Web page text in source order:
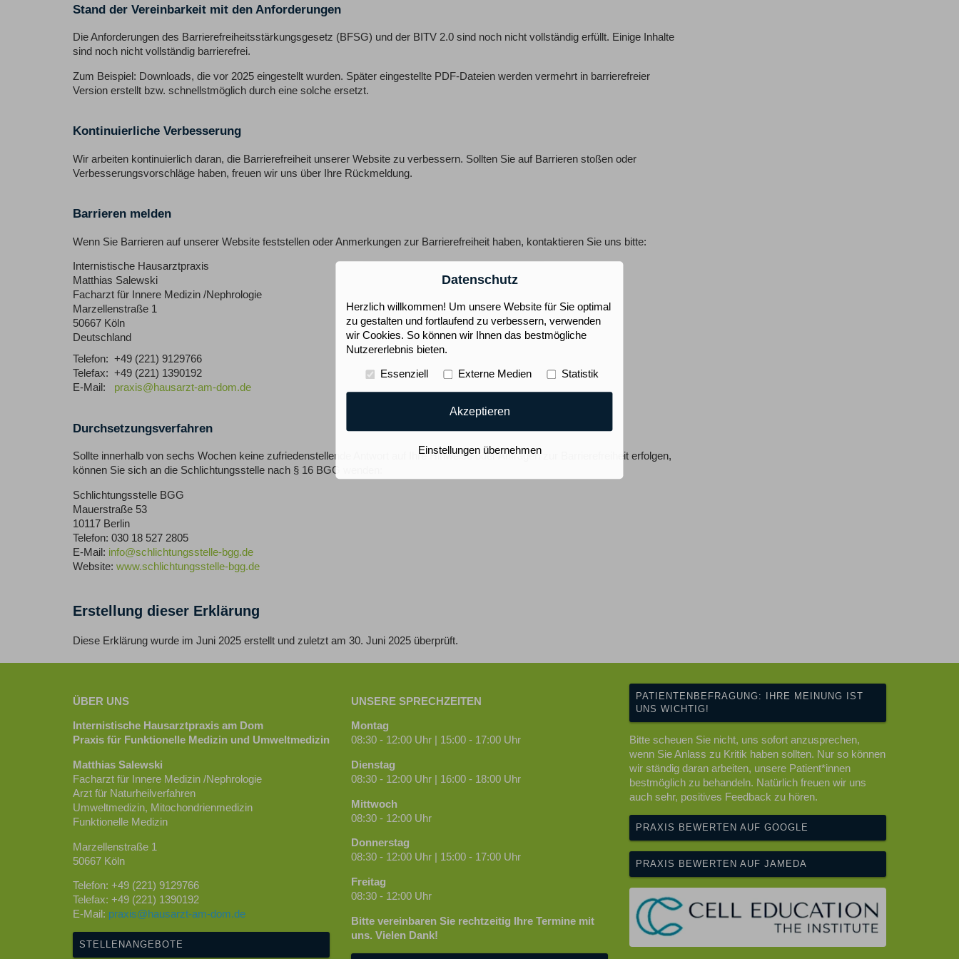
Stand der Vereinbarkeit mit den Anforderungen
Die Anforderungen des Barrierefreiheitsstärkungsgesetz (BFSG) und der BITV 2.0 sind noch nicht vollständig erfüllt. Einige Inhalte
sind noch nicht vollständig barrierefrei.
Zum Beispiel: Downloads, die vor 2025 eingestellt wurden. Später eingestellte PDF-Dateien werden vermehrt in barrierefreier
Version erstellt bzw. schnellstmöglich durch eine solche ersetzt.
Kontinuierliche Verbesserung
Wir arbeiten kontinuierlich daran, die Barrierefreiheit unserer Website zu verbessern. Sollten Sie auf Barrieren stoßen oder
Verbesserungsvorschläge haben, freuen wir uns über Ihre Rückmeldung.
Barrieren melden
Wenn Sie Barrieren auf unserer Website feststellen oder Anmerkungen zur Barrierefreiheit haben, kontaktieren Sie uns bitte:
Internistische Hausarztpraxis
Matthias Salewski
Facharzt für Innere Medizin /Nephrologie
Marzellenstraße 1
50667 Köln
Deutschland
Telefon: +49 (221) 9129766
Telefax: +49 (221) 1390192
E-Mail:
praxis@hausarzt-am-dom.de
Durchsetzungsverfahren
Sollte innerhalb von sechs Wochen keine zufriedenstellende Antwort auf Ihre Hinweise oder Anfragen zur Barrierefreiheit erfolgen,
können Sie sich an die Schlichtungsstelle nach § 16 BGG wenden:
Schlichtungsstelle BGG
Mauerstraße 53
10117 Berlin
Telefon: 030 18 527 2805
E-Mail: info@schlichtungsstelle-bgg.de
Website: www.schlichtungsstelle-bgg.de
Erstellung dieser Erklärung
Diese Erklärung wurde im Juni 2025 erstellt und zuletzt am 30. Juni 2025 überprüft.
ÜBER UNS
Internistische Hausarztpraxis am Dom
Praxis für Funktionelle Medizin und Umweltmedizin
Matthias Salewski
Facharzt für Innere Medizin /Nephrologie
Arzt für Naturheilverfahren
Umweltmedizin, Mitochondrienmedizin
Funktionelle Medizin
Marzellenstraße 1
50667 Köln
Telefon: +49 (221) 9129766
Telefax: +49 (221) 1390192
E-Mail: praxis@hausarzt-am-dom.de
STELLENANGEBOTE
UNSERE SPRECHZEITEN
Montag
08:30 - 12:00 Uhr | 15:00 - 17:00 Uhr
Dienstag
08:30 - 12:00 Uhr | 16:00 - 18:00 Uhr
Mittwoch
08:30 - 12:00 Uhr
Donnerstag
08:30 - 12:00 Uhr | 15:00 - 17:00 Uhr
Freitag
08:30 - 12:00 Uhr
Bitte vereinbaren Sie rechtzeitig Ihre Termine mit
uns. Vielen Dank!
PATIENTENBEFRAGUNG: IHRE MEINUNG IST
UNS WICHTIG!
Bitte scheuen Sie nicht, uns sofort anzusprechen,
wenn Sie Anlass zu Kritik haben sollten. Nur so können
wir ständig daran arbeiten, unsere Patient*innen
bestmöglich zu behandeln. Natürlich freuen wir uns
auch sehr, positives Feedback zu hören.
PRAXIS BEWERTEN AUF GOOGLE
PRAXIS BEWERTEN AUF JAMEDA
Datenschutz
Herzlich willkommen! Um unsere Website für Sie optimal
zu gestalten und fortlaufend zu verbessern, verwenden
wir Cookies. So können wir Ihnen das bestmögliche
Nutzererlebnis bieten.
Essenziell Externe Medien Statistik
Akzeptieren
Einstellungen übernehmen